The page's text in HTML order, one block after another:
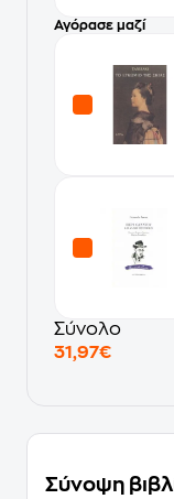
Αγόρασε μαζί
Σύνολο
31,97€
Σύνοψη